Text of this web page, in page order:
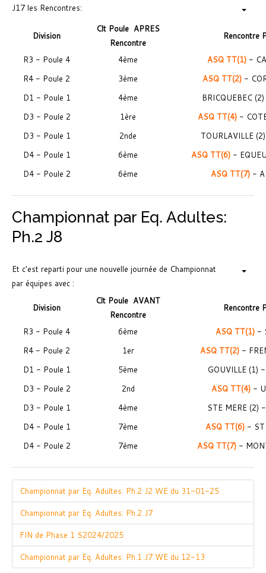
J17 les Rencontres:
Division
Clt Poule APRES
Rencontre
Rencontre
R3 - Poule 4 4ème ASQ TT(1)-
R4 - Poule 2
3ème ASQ TT(2)-
D1 - Poule 1
4ème
BRICQUEBEC
D3 - Poule 2
1ère ASQ TT(4)-
D3 - Poule 1
2nde
TOURLAVILLE
D4 - Poule 1
6ème ASQ TT(6)-
D4 - Poule 2
6ème ASQ TT(7)-
Championnat par Eq. Adultes:
Ph.2 J8
Et c'est reparti pour une nouvelle journée de Championnat
par équipes avec :
Division
Clt Poule AVANT
Rencontre
Rencontre
R3 - Poule 4 6ème ASQ TT(1)-
R4 - Poule 2
1er ASQ TT(2) -
D1 - Poule 1
5ème
GOUVILLE (1)
D3 - Poule 2
2nd ASQ TT(4) -
D3 - Poule 1
4ème
STE MERE (2)
D4 - Poule 1
7ème ASQ TT(6) - ST
D4 - Poule 2
7ème ASQ TT(7)-
Championnat par Eq. Adultes: Ph.2 J2 WE du 31-01-25
Championnat par Eq. Adultes: Ph.2 J7
FIN de Phase 1 S2024/2025
Championnat par Eq. Adultes: Ph.1 J7 WE du 12-13